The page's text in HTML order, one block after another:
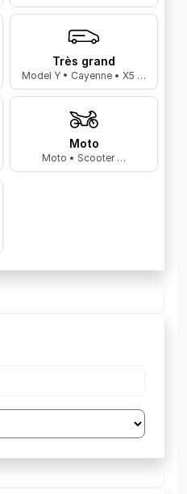
Très grand
Model Y • Cayenne • X5 …
Moto
Moto • Scooter …